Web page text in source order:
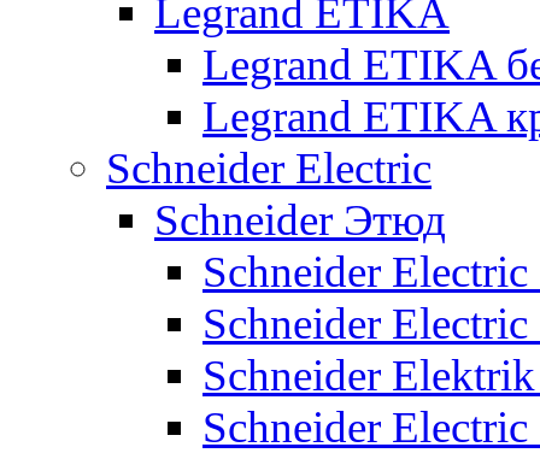
Legrand ETIKA
Legrand ETIKA
Legrand ETIKA
Schneider Electric
Schneider Этюд
Schneider
Schneider
Schneider
Schneider